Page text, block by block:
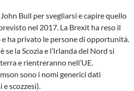
Bull per svegliarsi e capire quello
nel 2017. La Brexit ha reso il
ha privato le persone di opportunità.
se la Scozia e l’Irlanda del Nord si
e rientreranno nell’UE.
sono i nomi generici dati
scozzesi).